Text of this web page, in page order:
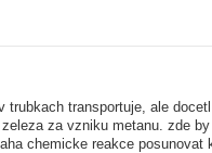
trubkach transportuje, ale
za vzniku metanu. zde
chemicke reakce posunovat